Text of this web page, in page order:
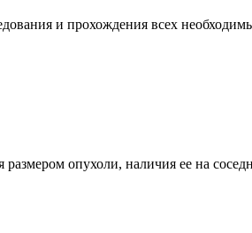
и прохождения всех
опухоли, наличия ее на